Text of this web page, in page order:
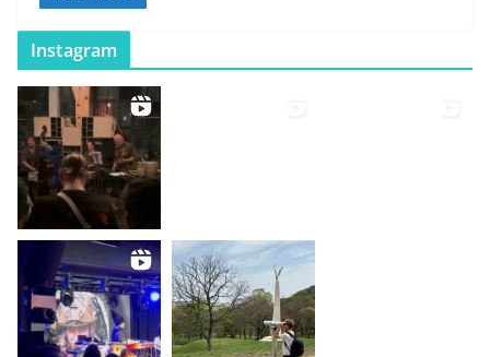
Instagram